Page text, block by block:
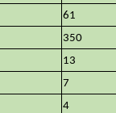
61
350
13
7
4